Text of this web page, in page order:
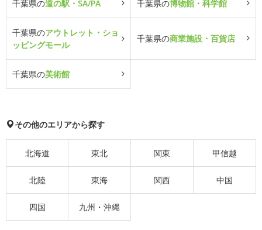
千葉県の道の駅・SA/PA 千葉県の博物館・科学館
千葉県のアウトレット・ショ
ッピングモール
千葉県の商業施設・百貨店
千葉県の美術館
その他のエリアから探す
北海道 東北 関東 甲信越
北陸 東海 関西 中国
四国 九州・沖縄